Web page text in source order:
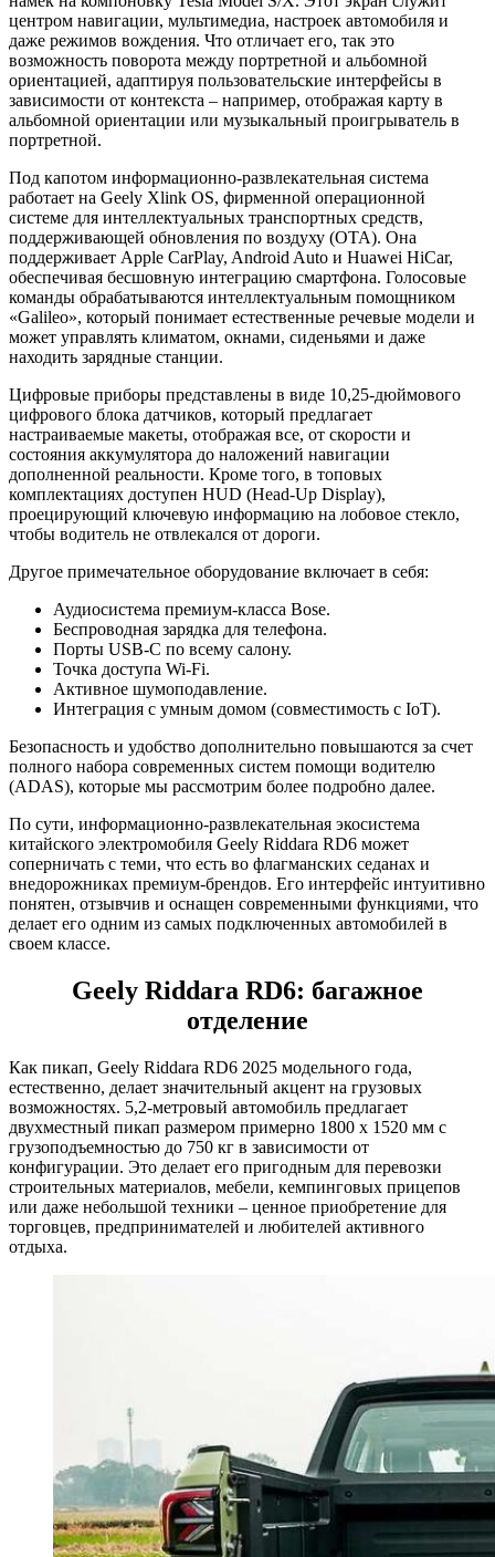
центром навигации, мультимедиа, настроек автомобиля и
даже режимов вождения. Что отличает его, так это
возможность поворота между портретной и альбомной
ориентацией, адаптируя пользовательские интерфейсы в
зависимости от контекста – например, отображая карту в
альбомной ориентации или музыкальный проигрыватель в
портретной.
Под капотом информационно-развлекательная система
работает на Geely Xlink OS, фирменной операционной
системе для интеллектуальных транспортных средств,
поддерживающей обновления по воздуху (OTA). Она
поддерживает Apple CarPlay, Android Auto и Huawei HiCar,
обеспечивая бесшовную интеграцию смартфона. Голосовые
команды обрабатываются интеллектуальным помощником
«Galileo», который понимает естественные речевые модели и
может управлять климатом, окнами, сиденьями и даже
находить зарядные станции.
Цифровые приборы представлены в виде 10,25-дюймового
цифрового блока датчиков, который предлагает
настраиваемые макеты, отображая все, от скорости и
состояния аккумулятора до наложений навигации
дополненной реальности. Кроме того, в топовых
комплектациях доступен HUD (Head-Up Display),
проецирующий ключевую информацию на лобовое стекло,
чтобы водитель не отвлекался от дороги.
Другое примечательное оборудование включает в себя:
Аудиосистема премиум-класса Bose.
Беспроводная зарядка для телефона.
Порты USB-C по всему салону.
Точка доступа Wi-Fi.
Активное шумоподавление.
Интеграция с умным домом (совместимость с IoT).
Безопасность и удобство дополнительно повышаются за счет
полного набора современных систем помощи водителю
(ADAS), которые мы рассмотрим более подробно далее.
По сути, информационно-развлекательная экосистема
китайского электромобиля Geely Riddara RD6 может
соперничать с теми, что есть во флагманских седанах и
внедорожниках премиум-брендов. Его интерфейс интуитивно
понятен, отзывчив и оснащен современными функциями, что
делает его одним из самых подключенных автомобилей в
своем классе.
Geely Riddara RD6: багажное
отделение
Как пикап, Geely Riddara RD6 2025 модельного года,
естественно, делает значительный акцент на грузовых
возможностях. 5,2-метровый автомобиль предлагает
двухместный пикап размером примерно 1800 x 1520 мм с
грузоподъемностью до 750 кг в зависимости от
конфигурации. Это делает его пригодным для перевозки
строительных материалов, мебели, кемпинговых прицепов
или даже небольшой техники – ценное приобретение для
торговцев, предпринимателей и любителей активного
отдыха.